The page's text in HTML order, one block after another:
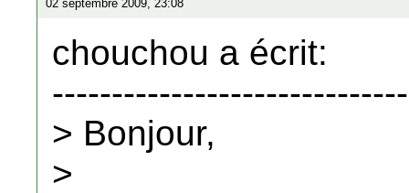
02 septembre 2009, 23:08
chouchou a écrit:
> Bonjour,
>